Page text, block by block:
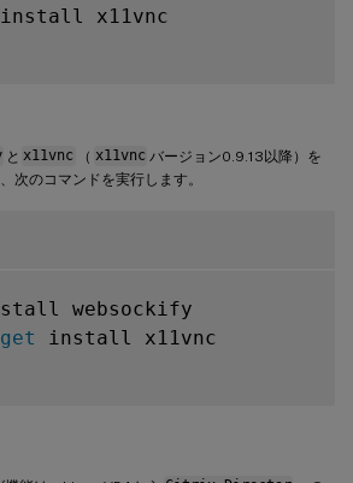
install x11vnc
と x11vnc （ x11vnc バージョン0.9.13以降）を
次のコマンドを実行します。
get install x11vnc